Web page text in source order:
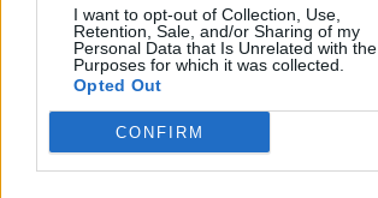
I want to opt-out of Collection, Use,
Retention, Sale, and/or Sharing of my
Personal Data that Is Unrelated with the
Purposes for which it was collected.
Opted Out
CONFIRM